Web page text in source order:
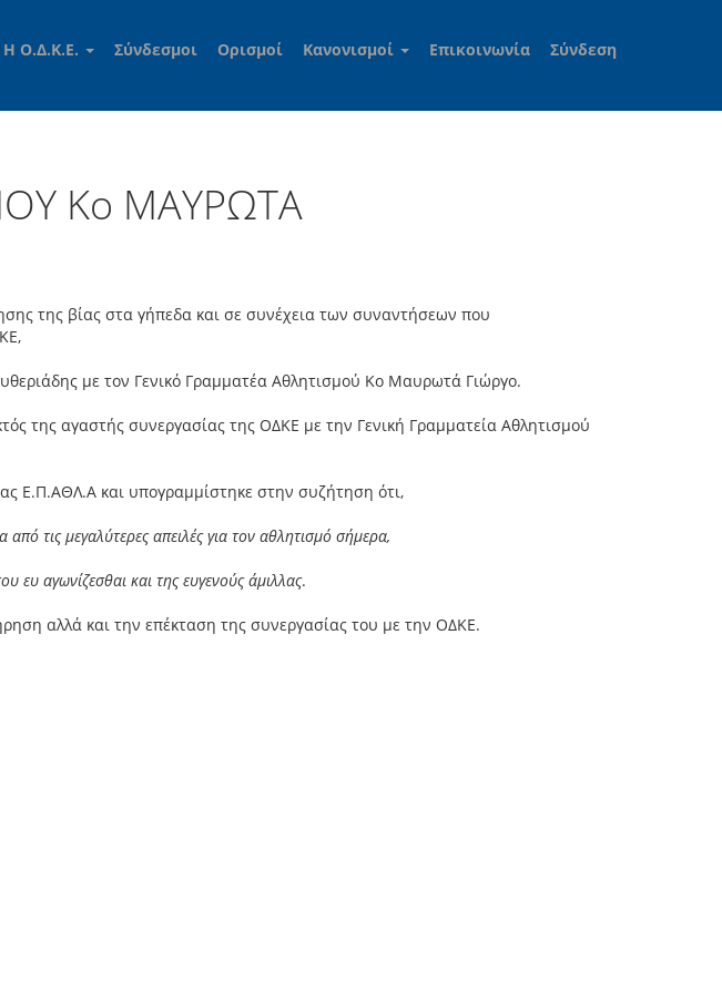
Η Ο.Δ.Κ.Ε. Σύνδεσμοι Ορισμοί Κανονισμοί Επικοινωνία Σύνδεση
Κο ΜΑΥΡΩΤΑ
της βίας στα γήπεδα και σε συνέχεια των συναντήσεων που
με τον Γενικό Γραμματέα Αθλητισμού Κο Μαυρωτά Γιώργο.
της αγαστής συνεργασίας της ΟΔΚΕ με την Γενική Γραμματεία Αθλητισμού
Ε.Π.ΑΘΛ.Α και υπογραμμίστηκε στην συζήτηση ότι,
τις μεγαλύτερες απειλές για τον αθλητισμό σήμερα,
ευ αγωνίζεσθαι και της ευγενούς άμιλλας.
αλλά και την επέκταση της συνεργασίας του με την ΟΔΚΕ.